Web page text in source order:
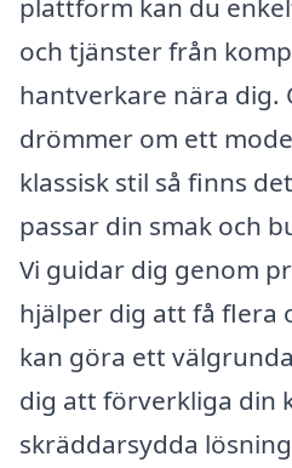
plattform kan du
och tjänster från
hantverkare nära dig.
drömmer om ett
klassisk stil så finns
passar din smak och
Vi guidar dig genom
hjälper dig att få flera
kan göra ett
dig att förverkliga din
skräddarsydda